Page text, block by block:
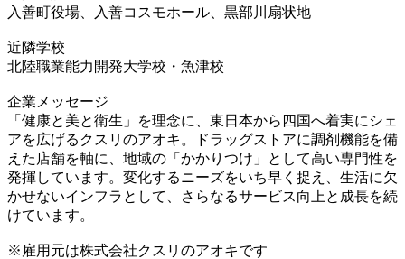
入善町役場、入善コスモホール、黒部川扇状地
近隣学校
北陸職業能力開発大学校・魚津校
企業メッセージ
「健康と美と衛生」を理念に、東日本から四国へ着実にシェ
アを広げるクスリのアオキ。ドラッグストアに調剤機能を備
えた店舗を軸に、地域の「かかりつけ」として高い専門性を
発揮しています。変化するニーズをいち早く捉え、生活に欠
かせないインフラとして、さらなるサービス向上と成長を続
けています。
※雇用元は株式会社クスリのアオキです